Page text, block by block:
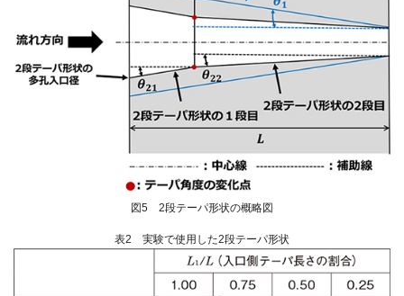
図5 2段テーパ形状の概略図
表2 実験で使用した2段テーパ形状